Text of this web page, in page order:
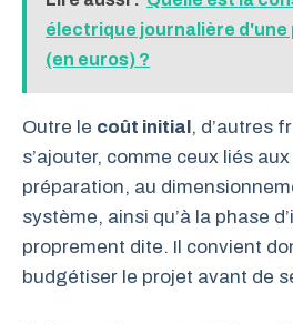
électrique journalière d'une
(en euros) ?
Outre le coût initial, d’autres
s’ajouter, comme ceux liés
préparation, au
système, ainsi qu’à la phase
proprement dite. Il convient
budgétiser le projet avant de